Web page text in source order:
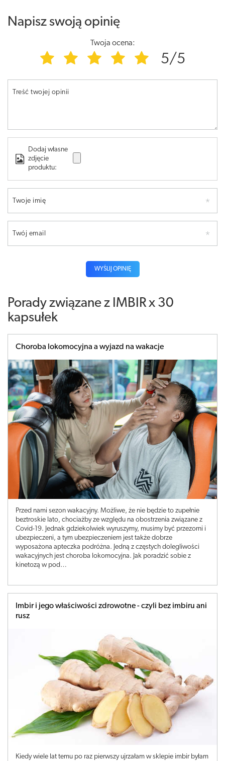
Napisz swoją opinię
Twoja ocena:
5/5
Treść twojej opinii
Dodaj własne
zdjęcie
produktu:
Twoje imię
Twój email
WYŚLIJ OPINIĘ
Porady związane z IMBIR x 30
kapsułek
Choroba lokomocyjna a wyjazd na wakacje
Przed nami sezon wakacyjny. Możliwe, że nie będzie to zupełnie
beztroskie lato, chociażby ze względu na obostrzenia związane z
Covid-19. Jednak gdziekolwiek wyruszymy, musimy być przezorni i
ubezpieczeni, a tym ubezpieczeniem jest także dobrze
wyposażona apteczka podróżna. Jedną z częstych dolegliwości
wakacyjnych jest choroba lokomocyjna. Jak poradzić sobie z
kinetozą w pod…
Imbir i jego właściwości zdrowotne - czyli bez imbiru ani
rusz
Kiedy wiele lat temu po raz pierwszy ujrzałam w sklepie imbir byłam